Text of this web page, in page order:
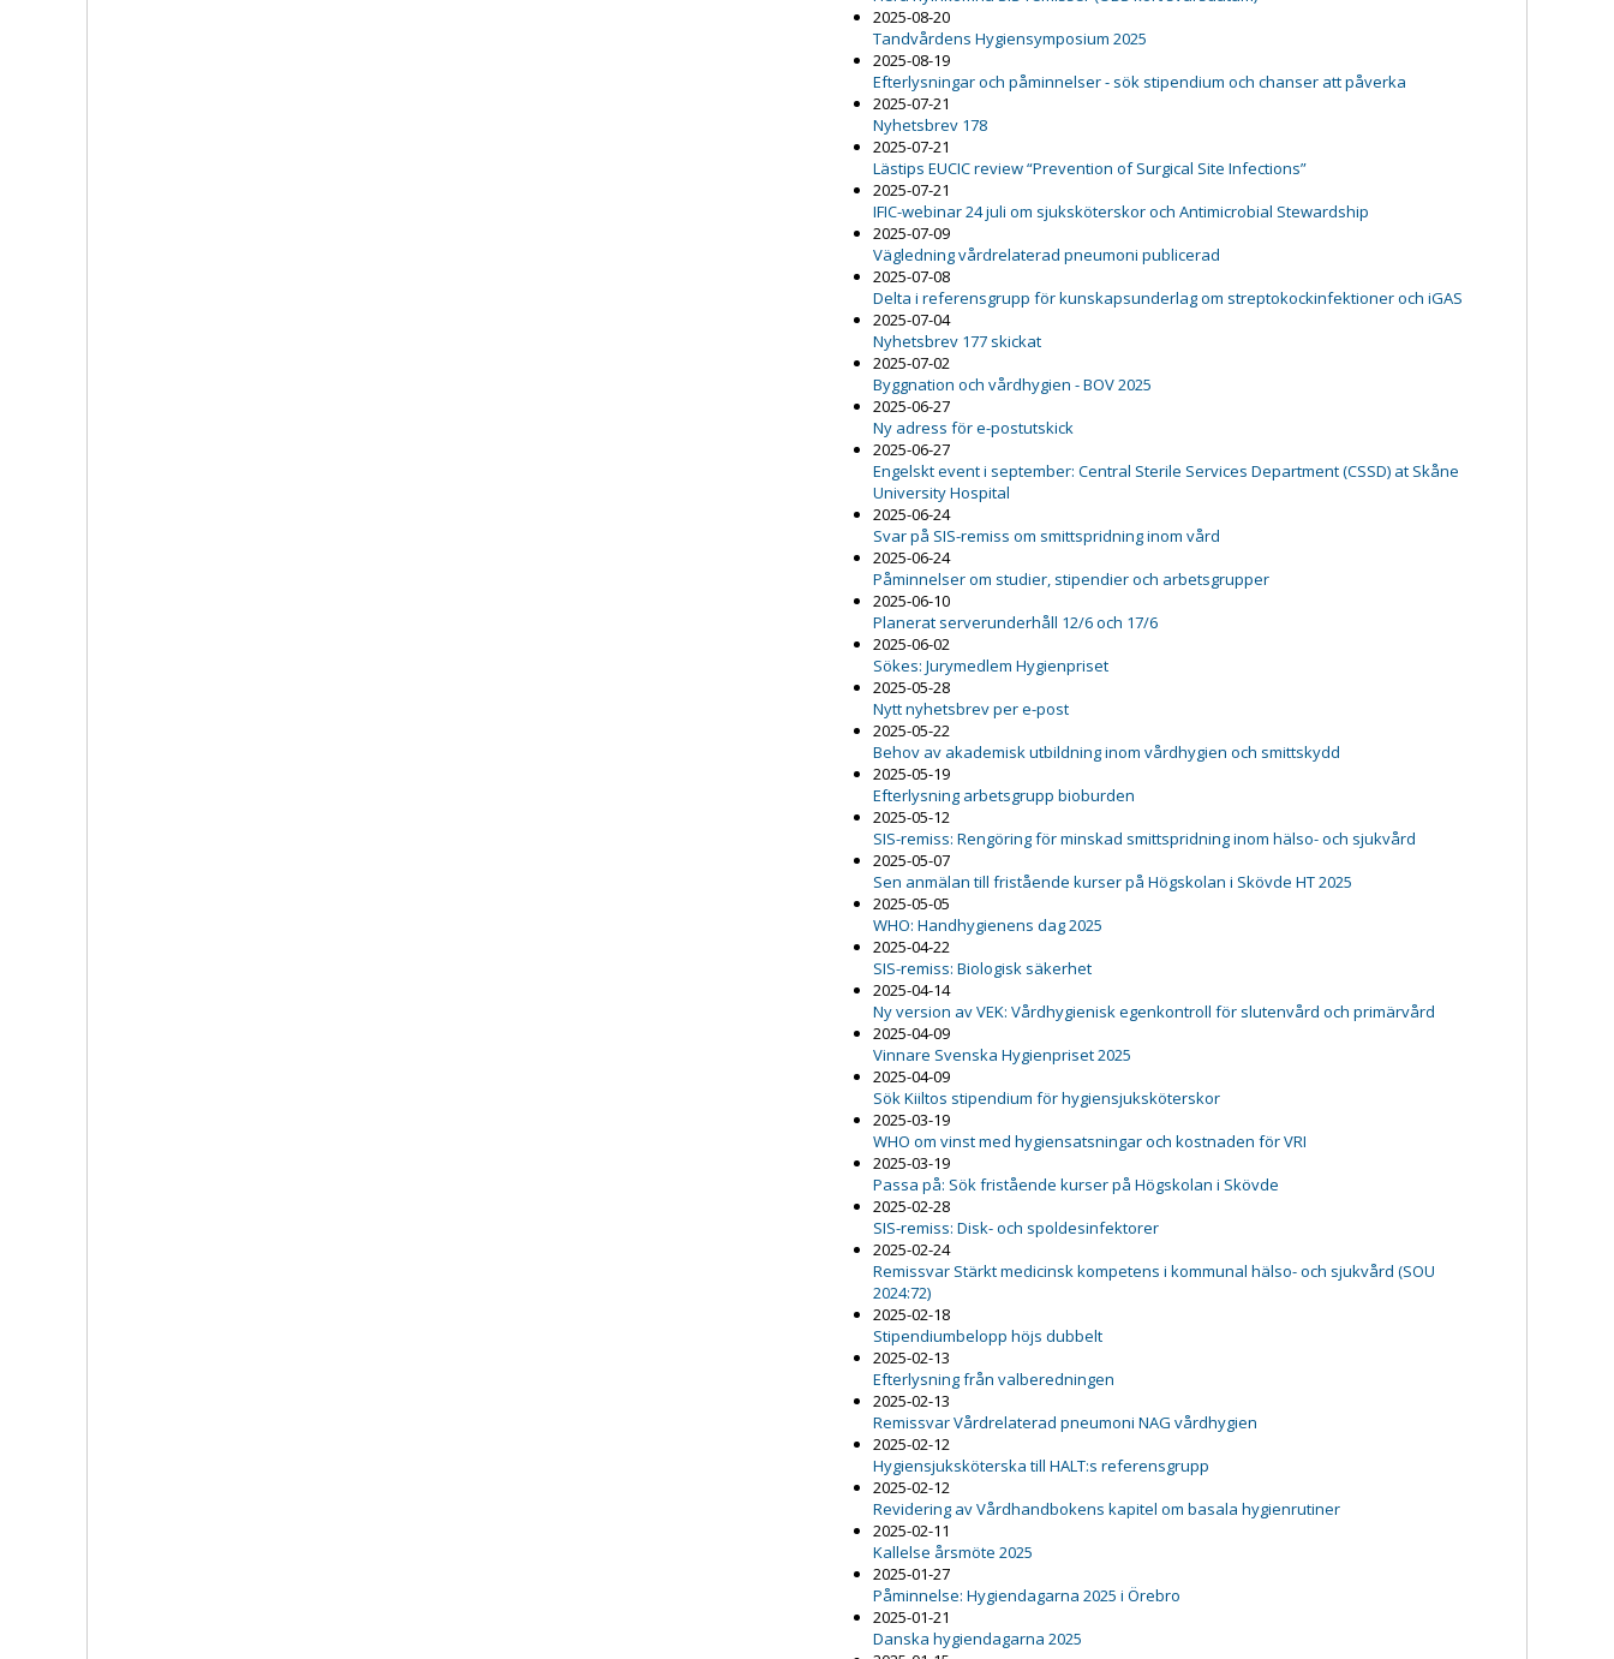
2025-08-20
Tandvårdens Hygiensymposium 2025
2025-08-19
Efterlysningar och påminnelser - sök stipendium och chanser att påverka
2025-07-21
Nyhetsbrev 178
2025-07-21
Lästips EUCIC review “Prevention of Surgical Site Infections”
2025-07-21
IFIC-webinar 24 juli om sjuksköterskor och Antimicrobial Stewardship
2025-07-09
Vägledning vårdrelaterad pneumoni publicerad
2025-07-08
Delta i referensgrupp för kunskapsunderlag om streptokockinfektioner och iGAS
2025-07-04
Nyhetsbrev 177 skickat
2025-07-02
Byggnation och vårdhygien - BOV 2025
2025-06-27
Ny adress för e-postutskick
2025-06-27
Engelskt event i september: Central Sterile Services Department (CSSD) at Skåne
University Hospital
2025-06-24
Svar på SIS-remiss om smittspridning inom vård
2025-06-24
Påminnelser om studier, stipendier och arbetsgrupper
2025-06-10
Planerat serverunderhåll 12/6 och 17/6
2025-06-02
Sökes: Jurymedlem Hygienpriset
2025-05-28
Nytt nyhetsbrev per e-post
2025-05-22
Behov av akademisk utbildning inom vårdhygien och smittskydd
2025-05-19
Efterlysning arbetsgrupp bioburden
2025-05-12
SIS-remiss: Rengöring för minskad smittspridning inom hälso- och sjukvård
2025-05-07
Sen anmälan till fristående kurser på Högskolan i Skövde HT 2025
2025-05-05
WHO: Handhygienens dag 2025
2025-04-22
SIS-remiss: Biologisk säkerhet
2025-04-14
Ny version av VEK: Vårdhygienisk egenkontroll för slutenvård och primärvård
2025-04-09
Vinnare Svenska Hygienpriset 2025
2025-04-09
Sök Kiiltos stipendium för hygiensjuksköterskor
2025-03-19
WHO om vinst med hygiensatsningar och kostnaden för VRI
2025-03-19
Passa på: Sök fristående kurser på Högskolan i Skövde
2025-02-28
SIS-remiss: Disk- och spoldesinfektorer
2025-02-24
Remissvar Stärkt medicinsk kompetens i kommunal hälso- och sjukvård (SOU
2024:72)
2025-02-18
Stipendiumbelopp höjs dubbelt
2025-02-13
Efterlysning från valberedningen
2025-02-13
Remissvar Vårdrelaterad pneumoni NAG vårdhygien
2025-02-12
Hygiensjuksköterska till HALT:s referensgrupp
2025-02-12
Revidering av Vårdhandbokens kapitel om basala hygienrutiner
2025-02-11
Kallelse årsmöte 2025
2025-01-27
Påminnelse: Hygiendagarna 2025 i Örebro
2025-01-21
Danska hygiendagarna 2025